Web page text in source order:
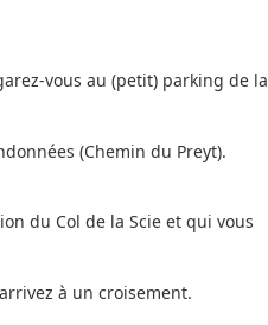
vous au (petit) parking de la
(Chemin du Preyt).
du Col de la Scie et qui vous
à un croisement.